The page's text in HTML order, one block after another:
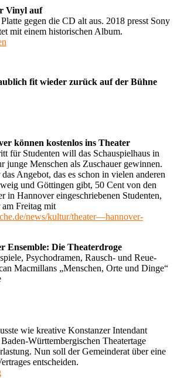
Vinyl auf
gegen die CD alt aus. 2018 presst Sony
mit einem historischen Album.
fit wieder zurück auf der Bühne
können kostenlos ins Theater
für Studenten will das Schauspielhaus in
junge Menschen als Zuschauer gewinnen.
Angebot, das es schon in vielen anderen
und Göttingen gibt, 50 Cent von den
in Hannover eingeschriebenen Studenten,
am Freitag mit
news/kultur/theater—hannover-
Ensemble: Die Theaterdroge
Psychodramen, Rausch- und Reue-
Macmillans „Menschen, Orte und Dinge“
wie kreative Konstanzer Intendant
Württembergischen Theatertage
Nun soll der Gemeinderat über eine
entscheiden.